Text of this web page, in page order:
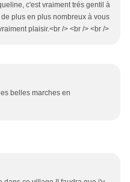
c'est vraiment trés gentil à
plus en plus nombreux à vous
plaisir.<br /> <br /> <br />
belles marches en